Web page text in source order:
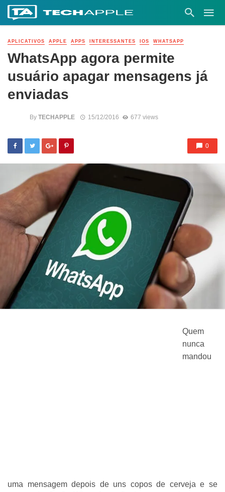
APLICATIVOS APPLE APPS INTERESSANTES IOS WHATSAPP
WhatsApp agora permite
usuário apagar mensagens já
enviadas
By TECHAPPLE 15/12/2016 677 views
0
Quem
nunca
mandou
uma mensagem depois de uns copos de cerveja e se